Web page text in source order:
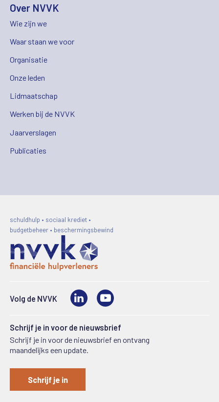
Over NVVK
Wie zijn we
Waar staan we voor
Organisatie
Onze leden
Lidmaatschap
Werken bij de NVVK
Jaarverslagen
Publicaties
schuldhulp • sociaal krediet •
budgetbeheer • beschermingsbewind
Volg de NVVK LinkedIn
Schrijf je in voor de nieuwsbrief
Schrijf je in voor de nieuwsbrief en ontvang
maandelijks een update.
Schrijf je in